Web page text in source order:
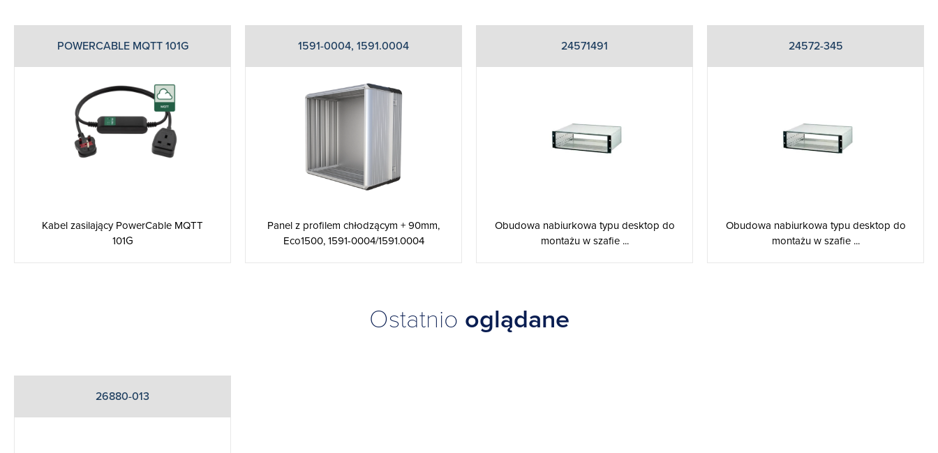
POWERCABLE MQTT 101G
Kabel zasilający PowerCable MQTT
101G
1591-0004, 1591.0004
Panel z profilem chłodzącym + 90mm,
Eco1500, 1591-0004/1591.0004
24571491
Obudowa nabiurkowa typu desktop do
montażu w szafie ...
24572-345
Obudowa nabiurkowa typu desktop do
montażu w szafie ...
Ostatnio oglądane
26880-013